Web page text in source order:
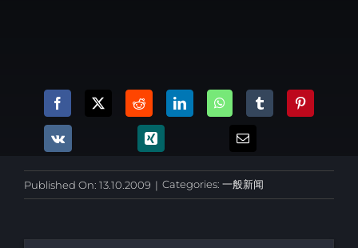
Published On: 13.10.2009 | Categories: 一般新闻